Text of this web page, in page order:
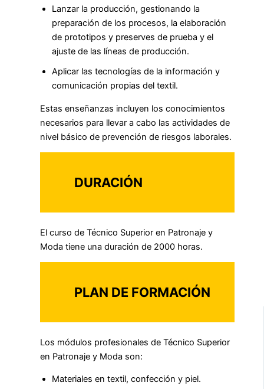
Lanzar la producción, gestionando la
preparación de los procesos, la elaboración
de prototipos y preserves de prueba y el
ajuste de las líneas de producción.
Aplicar las tecnologías de la información y
comunicación propias del textil.
Estas enseñanzas incluyen los conocimientos
necesarios para llevar a cabo las actividades de
nivel básico de prevención de riesgos laborales.
DURACIÓN
El curso de Técnico Superior en Patronaje y
Moda tiene una duración de 2000 horas.
PLAN DE FORMACIÓN
Los módulos profesionales de Técnico Superior
en Patronaje y Moda son:
Materiales en textil, confección y piel.